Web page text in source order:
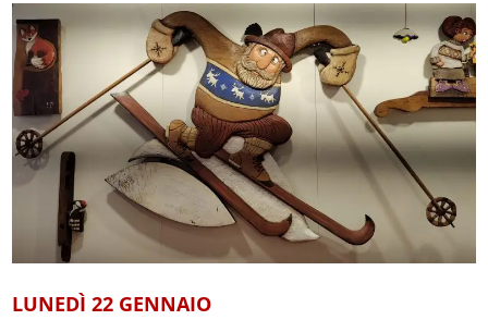
LUNEDÌ 22 GENNAIO